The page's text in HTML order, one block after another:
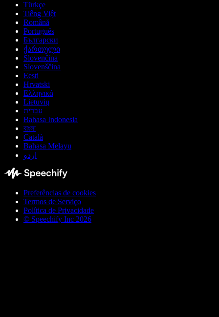
Türkçe
Tiếng Việt
Română
Português
Български
ქართული
Slovenčina
Slovenščina
Eesti
Hrvatski
Ελληνικά
Lietuvių
עברית
Bahasa Indonesia
বাংলা
Català
Bahasa Melayu
اردو
Preferências de cookies
Termos de Serviço
Política de Privacidade
© Speechify Inc 2026